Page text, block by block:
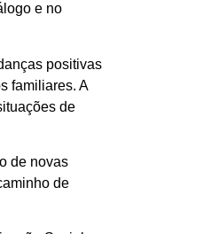
e no
positivas
familiares. A
de
de novas
de